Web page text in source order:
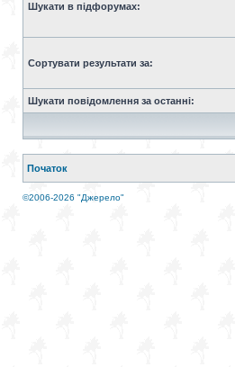
Шукати в підфорумах:
Сортувати результати за:
Шукати повідомлення за останні:
Початок
©2006-2026 "Джерело"